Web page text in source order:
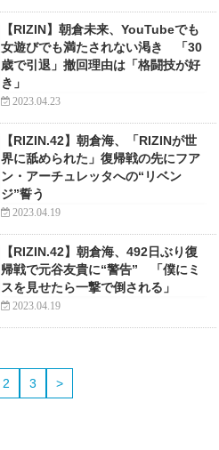
【RIZIN】朝倉未来、YouTubeでも
女遊びでも満たされない渇き 「30
歳で引退」撤回理由は「格闘技が好
き」
2023.04.23
【RIZIN.42】朝倉海、「RIZINが世
界に舐められた」復帰戦の先にフア
ン・アーチュレッタへの“リベン
ジ”誓う
2023.04.19
【RIZIN.42】朝倉海、492日ぶり復
帰戦で元谷友貴に“警告” 「僕にミ
スを見せたら一撃で倒される」
2023.04.19
2 3 >